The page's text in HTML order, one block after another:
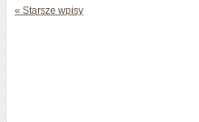
« Starsze wpisy